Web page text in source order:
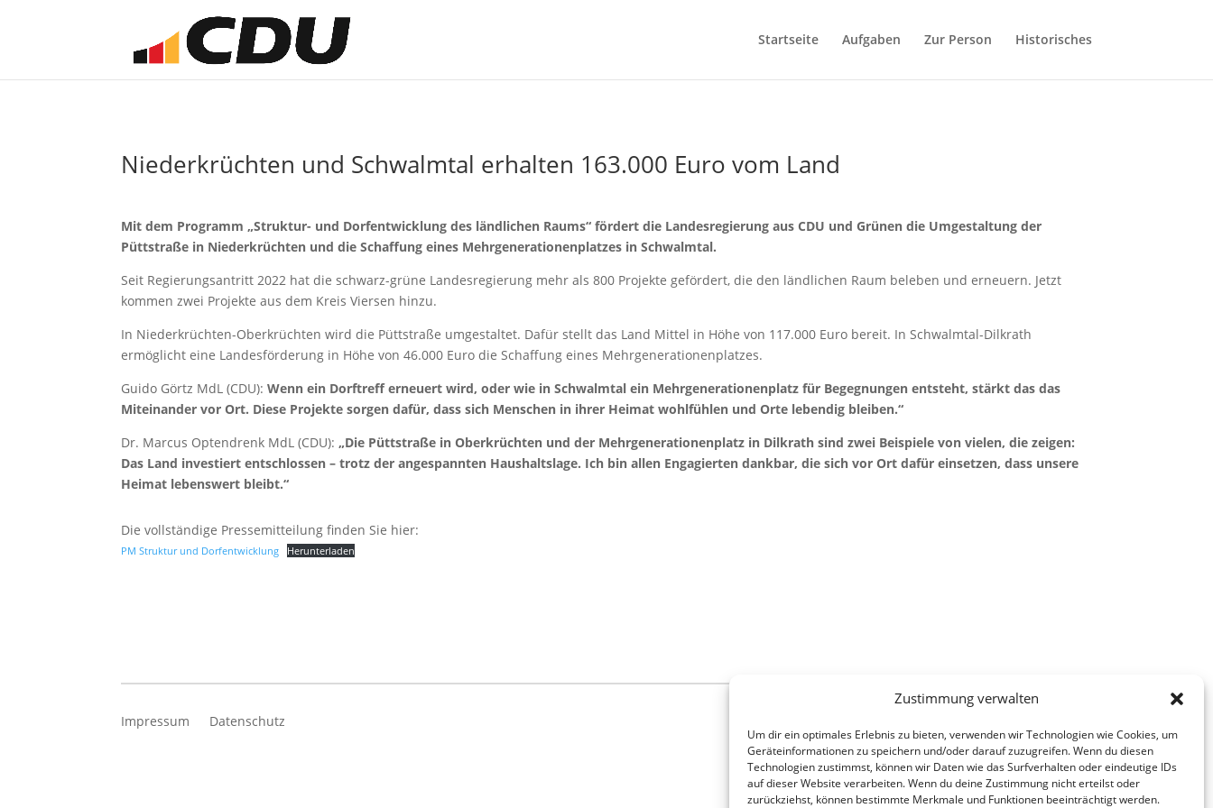
Zustimmung verwalten
Um dir ein optimales Erlebnis zu bieten, verwenden wir Technologien wie Cookies, um
Geräteinformationen zu speichern und/oder darauf zuzugreifen. Wenn du diesen
Technologien zustimmst, können wir Daten wie das Surfverhalten oder eindeutige IDs
auf dieser Website verarbeiten. Wenn du deine Zustimmung nicht erteilst oder
zurückziehst, können bestimmte Merkmale und Funktionen beeinträchtigt werden.
Startseite Aufgaben Zur Person Historisches
Niederkrüchten und Schwalmtal erhalten 163.000 Euro vom Land
Mit dem Programm „Struktur- und Dorfentwicklung des ländlichen Raums“ fördert die Landesregierung aus CDU und Grünen die Umgestaltung der
Püttstraße in Niederkrüchten und die Schaffung eines Mehrgenerationenplatzes in Schwalmtal.
Seit Regierungsantritt 2022 hat die schwarz-grüne Landesregierung mehr als 800 Projekte gefördert, die den ländlichen Raum beleben und erneuern. Jetzt
kommen zwei Projekte aus dem Kreis Viersen hinzu.
In Niederkrüchten-Oberkrüchten wird die Püttstraße umgestaltet. Dafür stellt das Land Mittel in Höhe von 117.000 Euro bereit. In Schwalmtal-Dilkrath
ermöglicht eine Landesförderung in Höhe von 46.000 Euro die Schaffung eines Mehrgenerationenplatzes.
Guido Görtz MdL (CDU):Wenn ein Dorftreff erneuert wird, oder wie in Schwalmtal ein Mehrgenerationenplatz für Begegnungen entsteht, stärkt das das
Miteinander vor Ort. Diese Projekte sorgen dafür, dass sich Menschen in ihrer Heimat wohlfühlen und Orte lebendig bleiben.“
Dr. Marcus Optendrenk MdL (CDU):„Die Püttstraße in Oberkrüchten und der Mehrgenerationenplatz in Dilkrath sind zwei Beispiele von vielen, die zeigen:
Das Land investiert entschlossen – trotz der angespannten Haushaltslage. Ich bin allen Engagierten dankbar, die sich vor Ort dafür einsetzen, dass unsere
Heimat lebenswert bleibt.“
Die vollständige Pressemitteilung finden Sie hier:
PM Struktur und Dorfentwicklung Herunterladen
Impressum Datenschutz